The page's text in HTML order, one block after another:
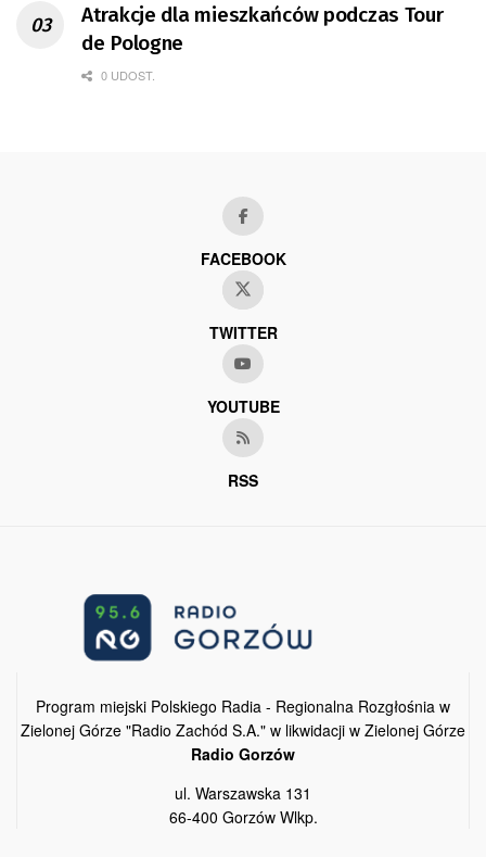
Atrakcje dla mieszkańców podczas Tour
de Pologne
0 UDOST.
FACEBOOK
TWITTER
YOUTUBE
RSS
Program miejski Polskiego Radia - Regionalna Rozgłośnia w
Zielonej Górze "Radio Zachód S.A." w likwidacji w Zielonej Górze
Radio Gorzów
ul. Warszawska 131
66-400 Gorzów Wlkp.